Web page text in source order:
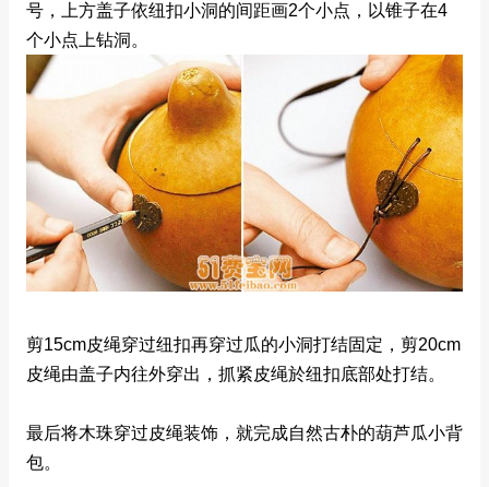
号，上方盖子依纽扣小洞的间距画2个小点，以锥子在4
个小点上钻洞。
剪15cm皮绳穿过纽扣再穿过瓜的小洞打结固定，剪20cm
皮绳由盖子内往外穿出，抓紧皮绳於纽扣底部处打结。
最后将木珠穿过皮绳装饰，就完成自然古朴的葫芦瓜小背
包。